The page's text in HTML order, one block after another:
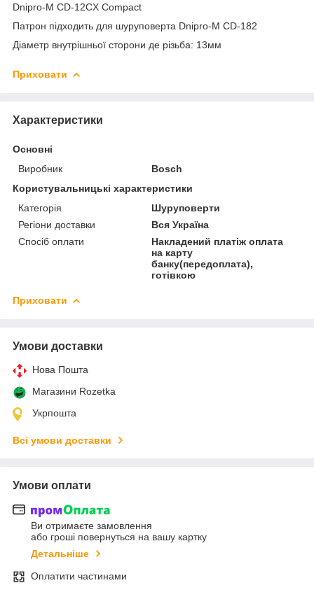
Dnipro-M CD-12CX Compact
Патрон підходить для шуруповерта Dnipro-M CD-182
Діаметр внутрішньої сторони де різьба: 13мм
Приховати
Характеристики
Основні
Виробник
Bosch
Користувальницькі характеристики
Категорія
Шуруповерти
Регіони доставки
Вся Україна
Спосіб оплати
Накладений платіж оплата
на карту
банку(передоплата),
готівкою
Приховати
Умови доставки
Нова Пошта
Магазини Rozetka
Укрпошта
Всі умови доставки
Умови оплати
Ви отримаєте замовлення
або гроші повернуться на вашу картку
Детальніше
Оплатити частинами